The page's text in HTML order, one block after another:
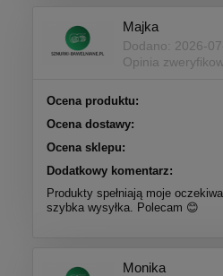
Majka
Dodano: 2026-
Opinia
Ocena produktu:
Ocena dostawy:
Ocena sklepu:
Dodatkowy komentarz:
Produkty spełniają moje
szybka wysyłka. Polecam 😊
Monika